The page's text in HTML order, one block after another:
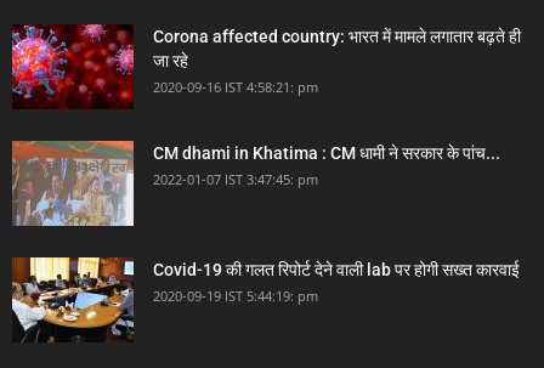
Corona affected country: भारत में मामले लगातार बढ़ते ही
जा रहे
2020-09-16 IST 4:58:21: pm
CM dhami in Khatima : CM धामी ने सरकार के पांच...
2022-01-07 IST 3:47:45: pm
Covid-19 की गलत रिपोर्ट देने वाली lab पर होगी सख्त कारवाई
2020-09-19 IST 5:44:19: pm